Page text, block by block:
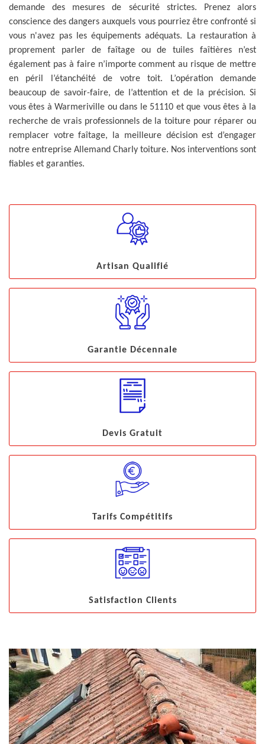
demande des mesures de sécurité strictes. Prenez alors
conscience des dangers auxquels vous pourriez être confronté si
vous n'avez pas les équipements adéquats. La restauration à
proprement parler de faîtage ou de tuiles faîtières n’est
également pas à faire n’importe comment au risque de mettre
en péril l’étanchéité de votre toit. L’opération demande
beaucoup de savoir-faire, de l’attention et de la précision. Si
vous êtes à Warmeriville ou dans le 51110 et que vous êtes à la
recherche de vrais professionnels de la toiture pour réparer ou
remplacer votre faîtage, la meilleure décision est d’engager
notre entreprise Allemand Charly toiture. Nos interventions sont
fiables et garanties.
Artisan Qualifié
Garantie Décennale
Devis Gratuit
Tarifs Compétitifs
Satisfaction Clients